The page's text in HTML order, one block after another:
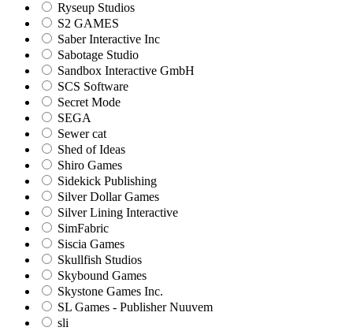
Ryseup Studios
S2 GAMES
Saber Interactive Inc
Sabotage Studio
Sandbox Interactive GmbH
SCS Software
Secret Mode
SEGA
Sewer cat
Shed of Ideas
Shiro Games
Sidekick Publishing
Silver Dollar Games
Silver Lining Interactive
SimFabric
Siscia Games
Skullfish Studios
Skybound Games
Skystone Games Inc.
SL Games - Publisher Nuuvem
sli